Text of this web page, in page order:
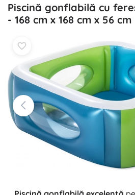
Piscină gonflabilă cu
- 168 cm x 168 cm x 56 cm